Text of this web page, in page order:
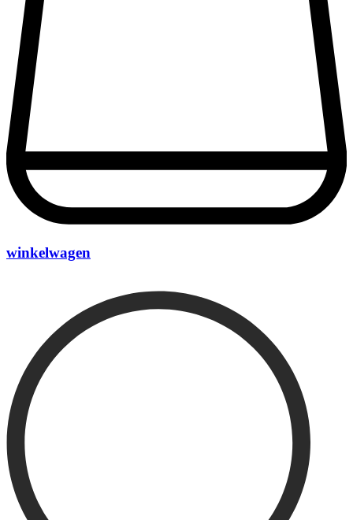
winkelwagen